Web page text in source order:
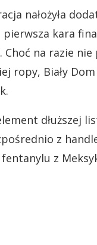
nałożyła
kara
Choć na razie
ropy, Biały
dłuższej
z
z